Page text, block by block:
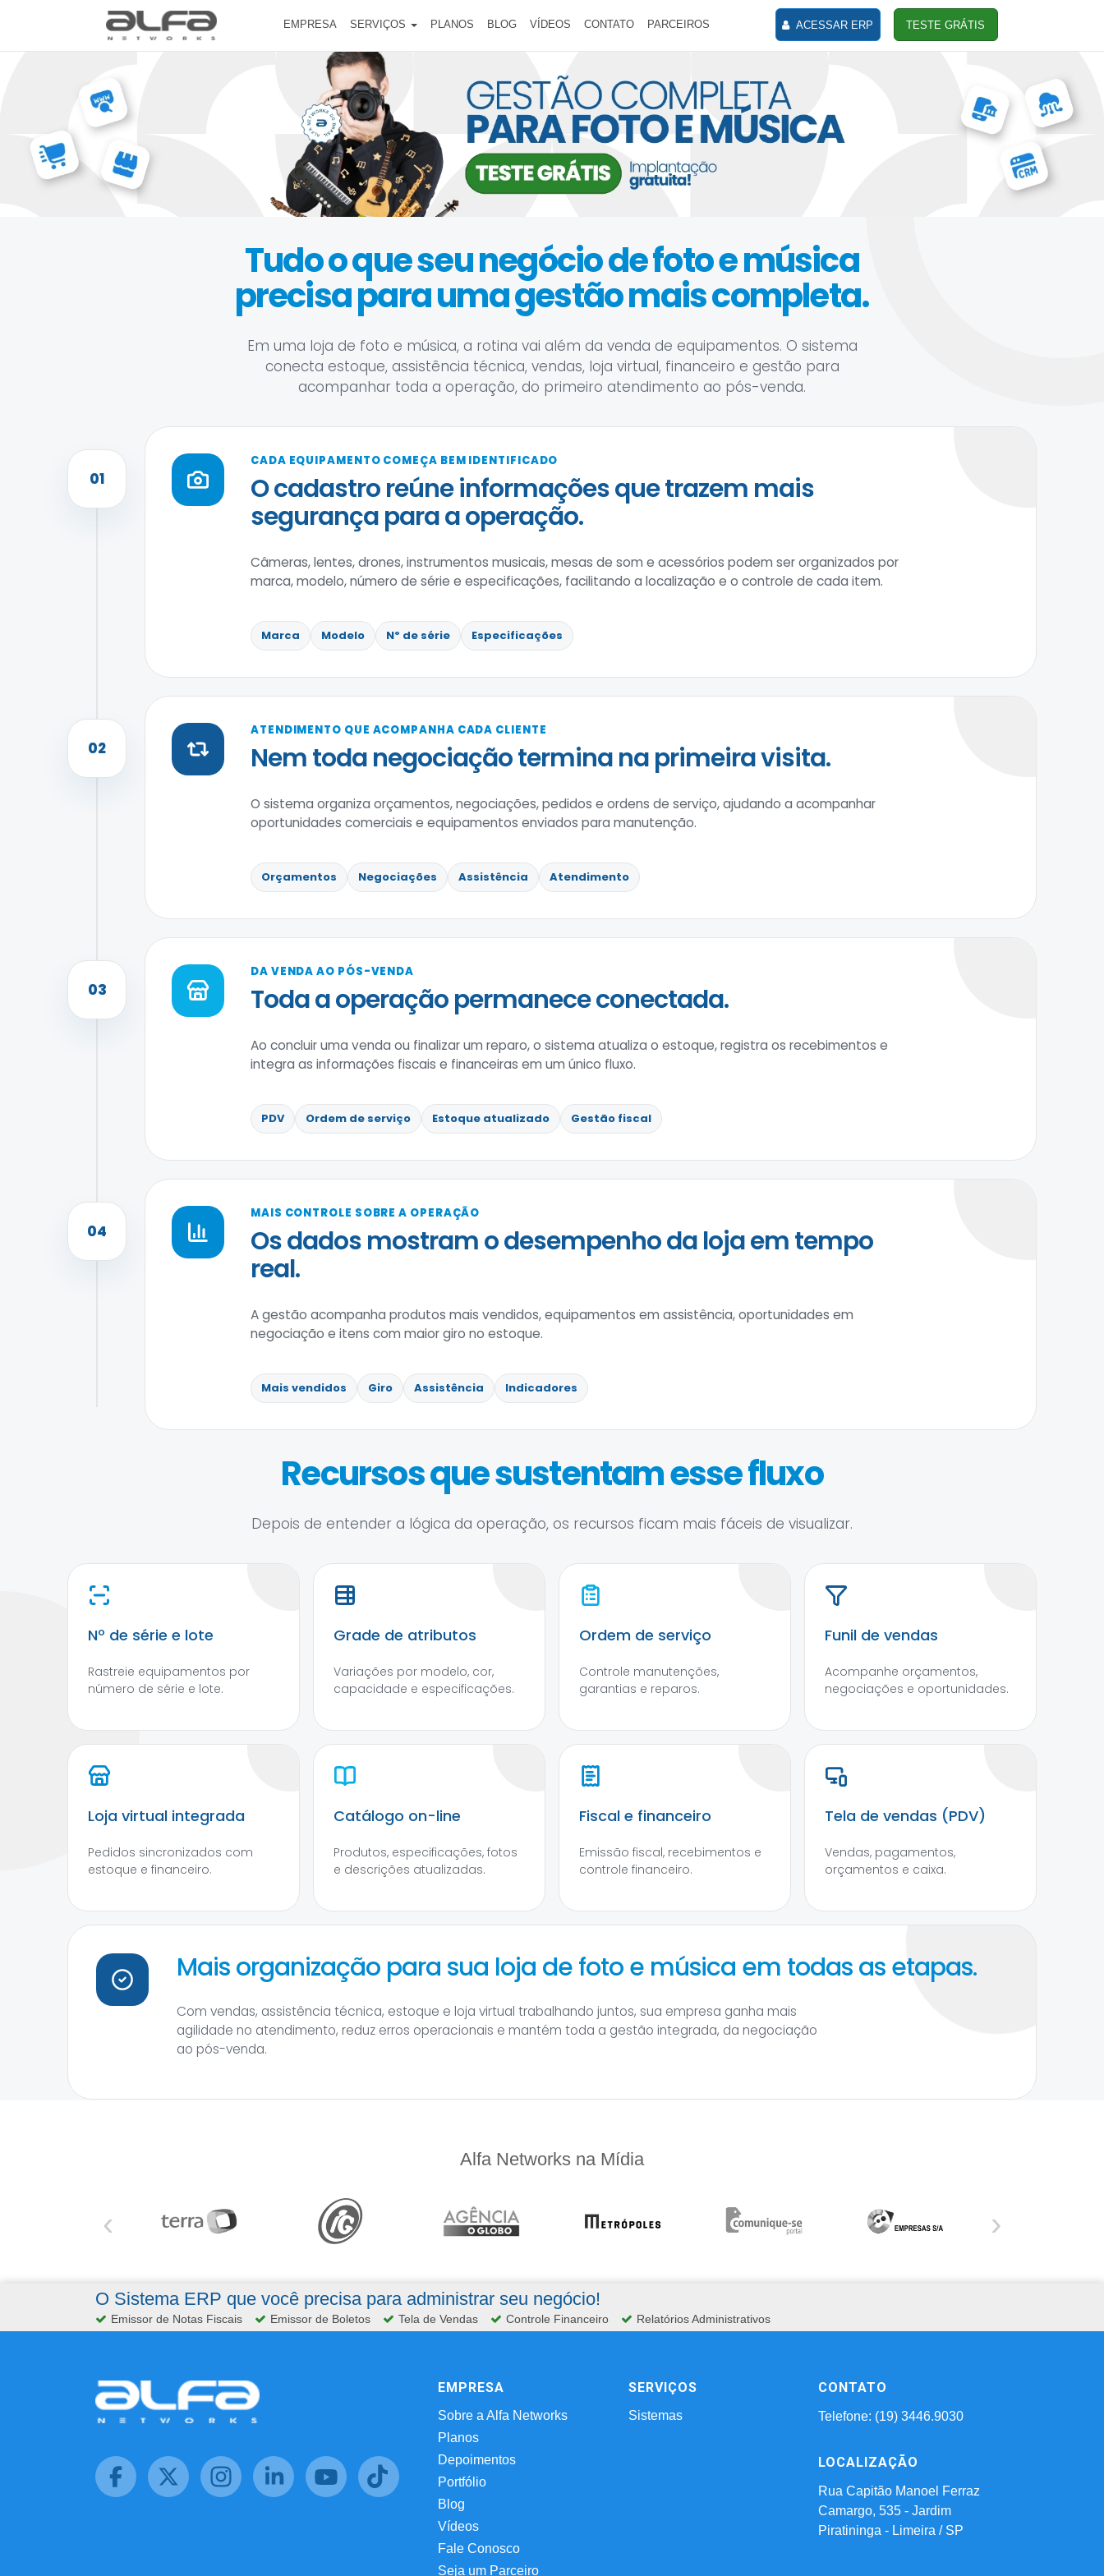
EMPRESA SERVIÇOS PLANOS BLOG VÍDEOS CONTATO PARCEIROS ACESSAR ERP TESTE GRÁTIS
Tudo o que seu negócio de foto e música
precisa para uma gestão mais completa.
Em uma loja de foto e música, a rotina vai além da venda de equipamentos. O sistema
conecta estoque, assistência técnica, vendas, loja virtual, financeiro e gestão para
acompanhar toda a operação, do primeiro atendimento ao pós-venda.
01
CADA EQUIPAMENTO COMEÇA BEM IDENTIFICADO
O cadastro reúne informações que trazem mais
segurança para a operação.
Câmeras, lentes, drones, instrumentos musicais, mesas de som e acessórios podem ser organizados por
marca, modelo, número de série e especificações, facilitando a localização e o controle de cada item.
Marca Modelo Nº de série Especificações
02
ATENDIMENTO QUE ACOMPANHA CADA CLIENTE
Nem toda negociação termina na primeira visita.
O sistema organiza orçamentos, negociações, pedidos e ordens de serviço, ajudando a acompanhar
oportunidades comerciais e equipamentos enviados para manutenção.
Orçamentos Negociações Assistência Atendimento
03
DA VENDA AO PÓS-VENDA
Toda a operação permanece conectada.
Ao concluir uma venda ou finalizar um reparo, o sistema atualiza o estoque, registra os recebimentos e
integra as informações fiscais e financeiras em um único fluxo.
PDV Ordem de serviço Estoque atualizado Gestão fiscal
04
MAIS CONTROLE SOBRE A OPERAÇÃO
Os dados mostram o desempenho da loja em tempo
real.
A gestão acompanha produtos mais vendidos, equipamentos em assistência, oportunidades em
negociação e itens com maior giro no estoque.
Mais vendidos Giro Assistência Indicadores
Recursos que sustentam esse fluxo
Depois de entender a lógica da operação, os recursos ficam mais fáceis de visualizar.
Nº de série e lote
Rastreie equipamentos por
número de série e lote.
Grade de atributos
Variações por modelo, cor,
capacidade e especificações.
Ordem de serviço
Controle manutenções,
garantias e reparos.
Funil de vendas
Acompanhe orçamentos,
negociações e oportunidades.
Loja virtual integrada
Pedidos sincronizados com
estoque e financeiro.
Catálogo on-line
Produtos, especificações, fotos
e descrições atualizadas.
Fiscal e financeiro
Emissão fiscal, recebimentos e
controle financeiro.
Tela de vendas (PDV)
Vendas, pagamentos,
orçamentos e caixa.
Mais organização para sua loja de foto e música em todas as etapas.
Com vendas, assistência técnica, estoque e loja virtual trabalhando juntos, sua empresa ganha mais
agilidade no atendimento, reduz erros operacionais e mantém toda a gestão integrada, da negociação
ao pós-venda.
Alfa Networks na Mídia
‹ ›
O Sistema ERP que você precisa para administrar seu negócio!
Emissor de Notas Fiscais Emissor de Boletos Tela de Vendas Controle Financeiro Relatórios Administrativos
EMPRESA
Sobre a Alfa Networks
Planos
Depoimentos
Portfólio
Blog
Vídeos
Fale Conosco
Seja um Parceiro
SERVIÇOS
Sistemas
CONTATO
Telefone: (19) 3446.9030
LOCALIZAÇÃO
Rua Capitão Manoel Ferraz
Camargo, 535 - Jardim
Piratininga - Limeira / SP